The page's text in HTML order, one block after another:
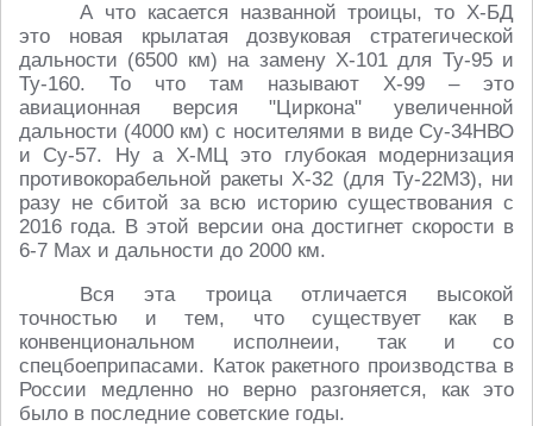
А что касается названной троицы, то Х-БД
это новая крылатая дозвуковая стратегической
дальности (6500 км) на замену Х-101 для Ту-95 и
Ту-160. То что там называют Х-99 – это
авиационная версия "Циркона" увеличенной
дальности (4000 км) с носителями в виде Су-34НВО
и Су-57. Ну а Х-МЦ это глубокая модернизация
противокорабельной ракеты Х-32 (для Ту-22М3), ни
разу не сбитой за всю историю существования с
2016 года. В этой версии она достигнет скорости в
6-7 Мах и дальности до 2000 км.
Вся эта троица отличается высокой
точностью и тем, что существует как в
конвенциональном исполнеии, так и со
спецбоеприпасами. Каток ракетного производства в
России медленно но верно разгоняется, как это
было в последние советские годы.